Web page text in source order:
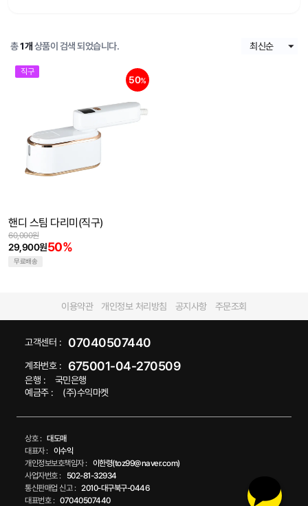
총1개 상품이 검색 되었습니다.
직구
50%
핸디 스팀 다리미(직구)
29,900원50%
60,000원
무료배송
이용약관 개인정보 처리방침 공지사항 주문조회
고객센터 : 07040507440
계좌번호 : 675001-04-270509
은행 :
국민은행
예금주 :
(주)수익마켓
상호 : 대도매
대표자 :
이수익
개인정보보호책임자 :
이한령(toz99@naver.com)
사업자번호 :
502-81-32934
통신판매업 신고 : 2010-대구북구-0446
대표번호 : 07040507440